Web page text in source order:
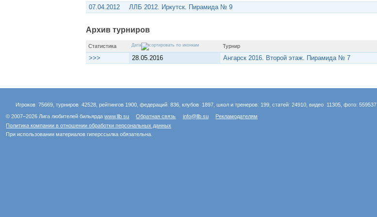
07.04.2012
ЛЛБ 2012. Иркутск. Пирамида № 9
Архив турниров
Статистика Дата Турнир
>>> 28.05.2016 Ангарск 2016. Второй этаж. Пирамида № 7
Игроков: 75669, турниров: 42528, рейтингов 1900, федераций: 836, клубов: 1897, школ и тренеров: 199, статей: 24910, видео: 11305, фото: 559537.
© 2007–2026 Лига любителей бильярдаwww.llb.su Обратная связь info@llb.su
Рекламодателям
Политика компании в отношении обработки персональных данных
При использовании материалов гиперссылка обязательна.